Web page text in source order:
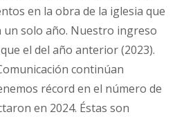
en la obra de la iglesia que
un solo año. Nuestro ingreso
el del año anterior (2023).
continúan
récord en el número de
en 2024. Éstas son